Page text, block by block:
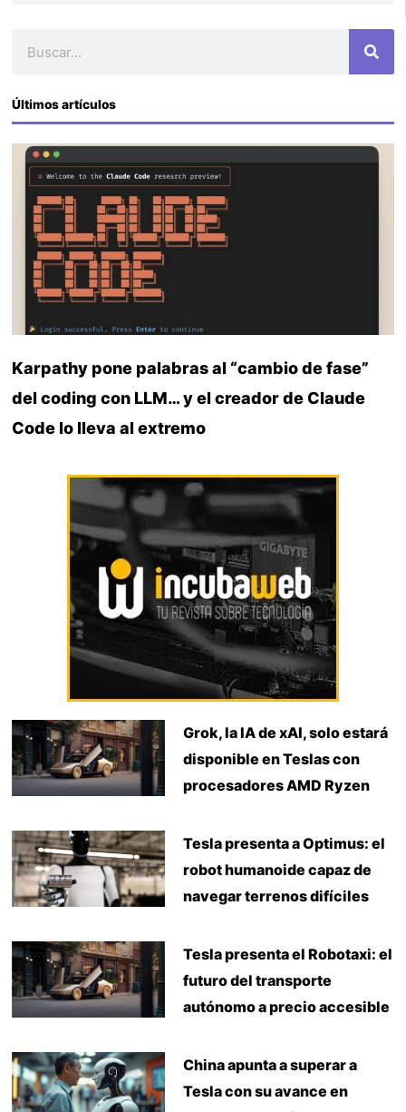
Últimos artículos
Karpathy pone palabras al “cambio de fase”
del coding con LLM… y el creador de Claude
Code lo lleva al extremo
Grok, la IA de xAI, solo estará
disponible en Teslas con
procesadores AMD Ryzen
Tesla presenta a Optimus: el
robot humanoide capaz de
navegar terrenos difíciles
Tesla presenta el Robotaxi: el
futuro del transporte
autónomo a precio accesible
China apunta a superar a
Tesla con su avance en